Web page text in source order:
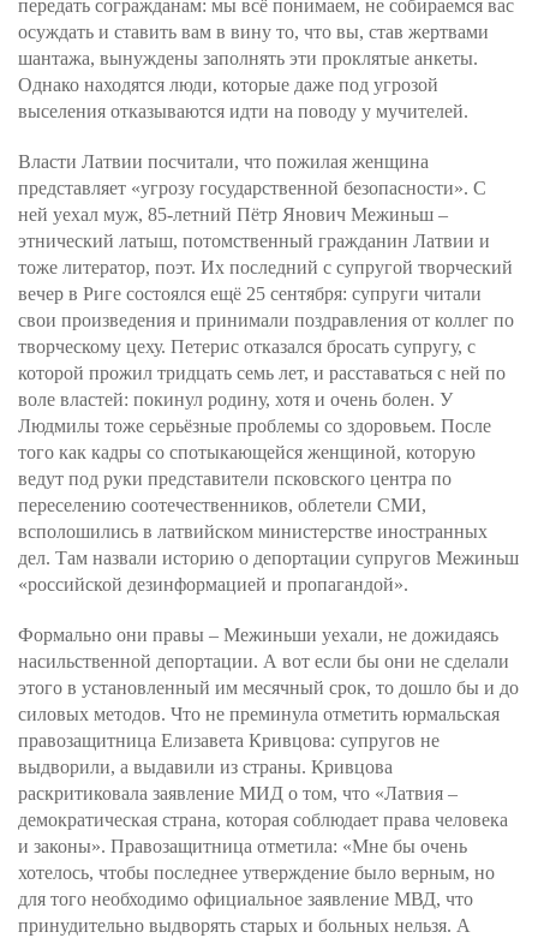
передать согражданам: мы всё понимаем, не собираемся вас
осуждать и ставить вам в вину то, что вы, став жертвами
шантажа, вынуждены заполнять эти проклятые анкеты.
Однако находятся люди, которые даже под угрозой
выселения отказываются идти на поводу у мучителей.
Власти Латвии посчитали, что пожилая женщина
представляет «угрозу государственной безопасности». С
ней уехал муж, 85-летний Пётр Янович Межиньш –
этнический латыш, потомственный гражданин Латвии и
тоже литератор, поэт. Их последний с супругой творческий
вечер в Риге состоялся ещё 25 сентября: супруги читали
свои произведения и принимали поздравления от коллег по
творческому цеху. Петерис отказался бросать супругу, с
которой прожил тридцать семь лет, и расставаться с ней по
воле властей: покинул родину, хотя и очень болен. У
Людмилы тоже серьёзные проблемы со здоровьем. После
того как кадры со спотыкающейся женщиной, которую
ведут под руки представители псковского центра по
переселению соотечественников, облетели СМИ,
всполошились в латвийском министерстве иностранных
дел. Там назвали историю о депортации супругов Межиньш
«российской дезинформацией и пропагандой».
Формально они правы – Межиньши уехали, не дожидаясь
насильственной депортации. А вот если бы они не сделали
этого в установленный им месячный срок, то дошло бы и до
силовых методов. Что не преминула отметить юрмальская
правозащитница Елизавета Кривцова: супругов не
выдворили, а выдавили из страны. Кривцова
раскритиковала заявление МИД о том, что «Латвия –
демократическая страна, которая соблюдает права человека
и законы». Правозащитница отметила: «Мне бы очень
хотелось, чтобы последнее утверждение было верным, но
для того необходимо официальное заявление МВД, что
принудительно выдворять старых и больных нельзя. А